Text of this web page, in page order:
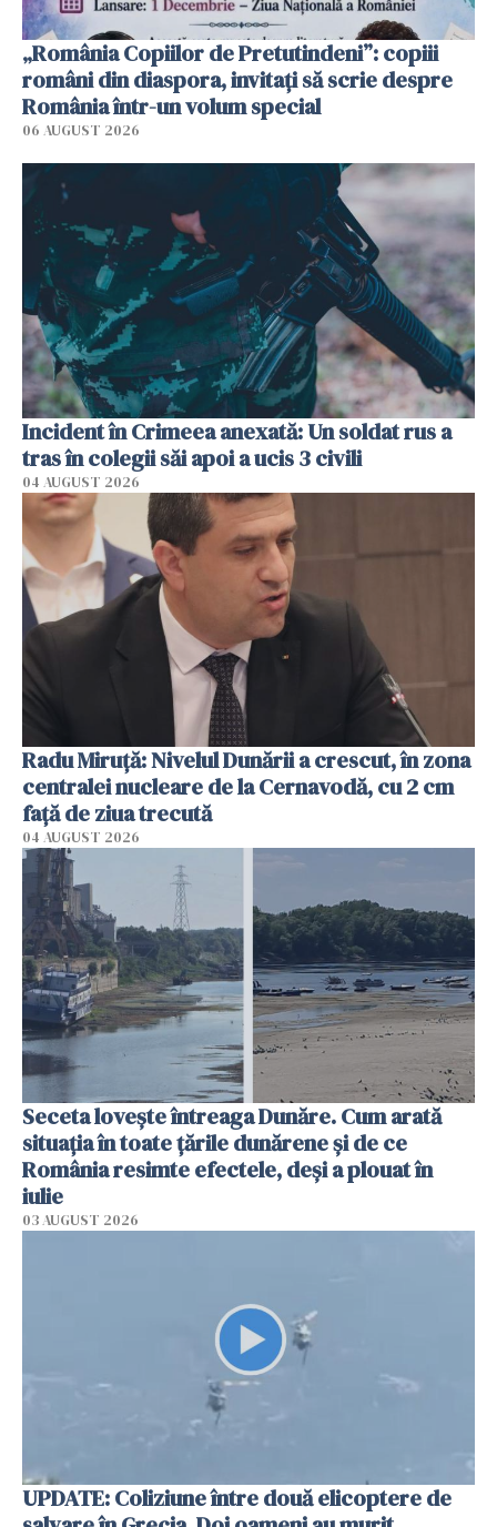
„România Copiilor de Pretutindeni”: copiii
români din diaspora, invitați să scrie despre
România într-un volum special
06 AUGUST 2026
Incident în Crimeea anexată: Un soldat rus a
tras în colegii săi apoi a ucis 3 civili
04 AUGUST 2026
Radu Miruţă: Nivelul Dunării a crescut, în zona
centralei nucleare de la Cernavodă, cu 2 cm
faţă de ziua trecută
04 AUGUST 2026
Seceta lovește întreaga Dunăre. Cum arată
situația în toate țările dunărene și de ce
România resimte efectele, deși a plouat în
iulie
03 AUGUST 2026
UPDATE: Coliziune între două elicoptere de